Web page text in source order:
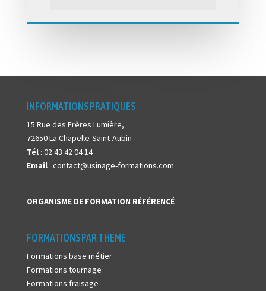
INFORMATIONS PRATIQUES
15 Rue des Frères Lumière,
72650 La Chapelle-Saint-Aubin
Tél: 02 43 42 04 14
Email: contact@usinage-formations.com
ORGANISME DE FORMATION RÉFÉRENCÉ
FORMATIONS PAR THEME
Formations base métier
Formations tournage
Formations fraisage